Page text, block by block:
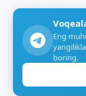
Eng
boring.